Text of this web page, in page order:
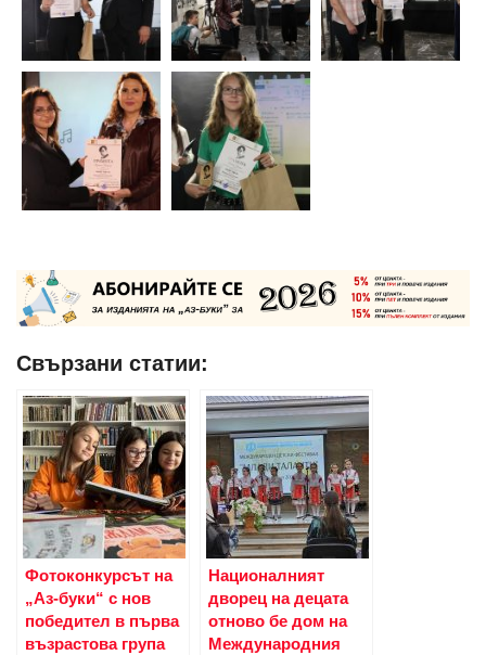
Свързани статии:
Фотоконкурсът на
„Аз-буки“ с нов
победител в първа
възрастова група
Националният
дворец на децата
отново бе дом на
Международния